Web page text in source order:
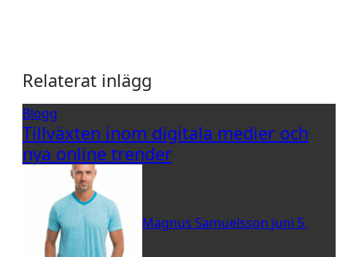
Relaterat inlägg
Blogg
Tillväxten inom digitala medier och
nya online trender
Magnus Samuelsson juni 5,